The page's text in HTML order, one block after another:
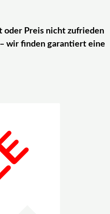
oder Preis nicht zufrieden
wir finden garantiert eine